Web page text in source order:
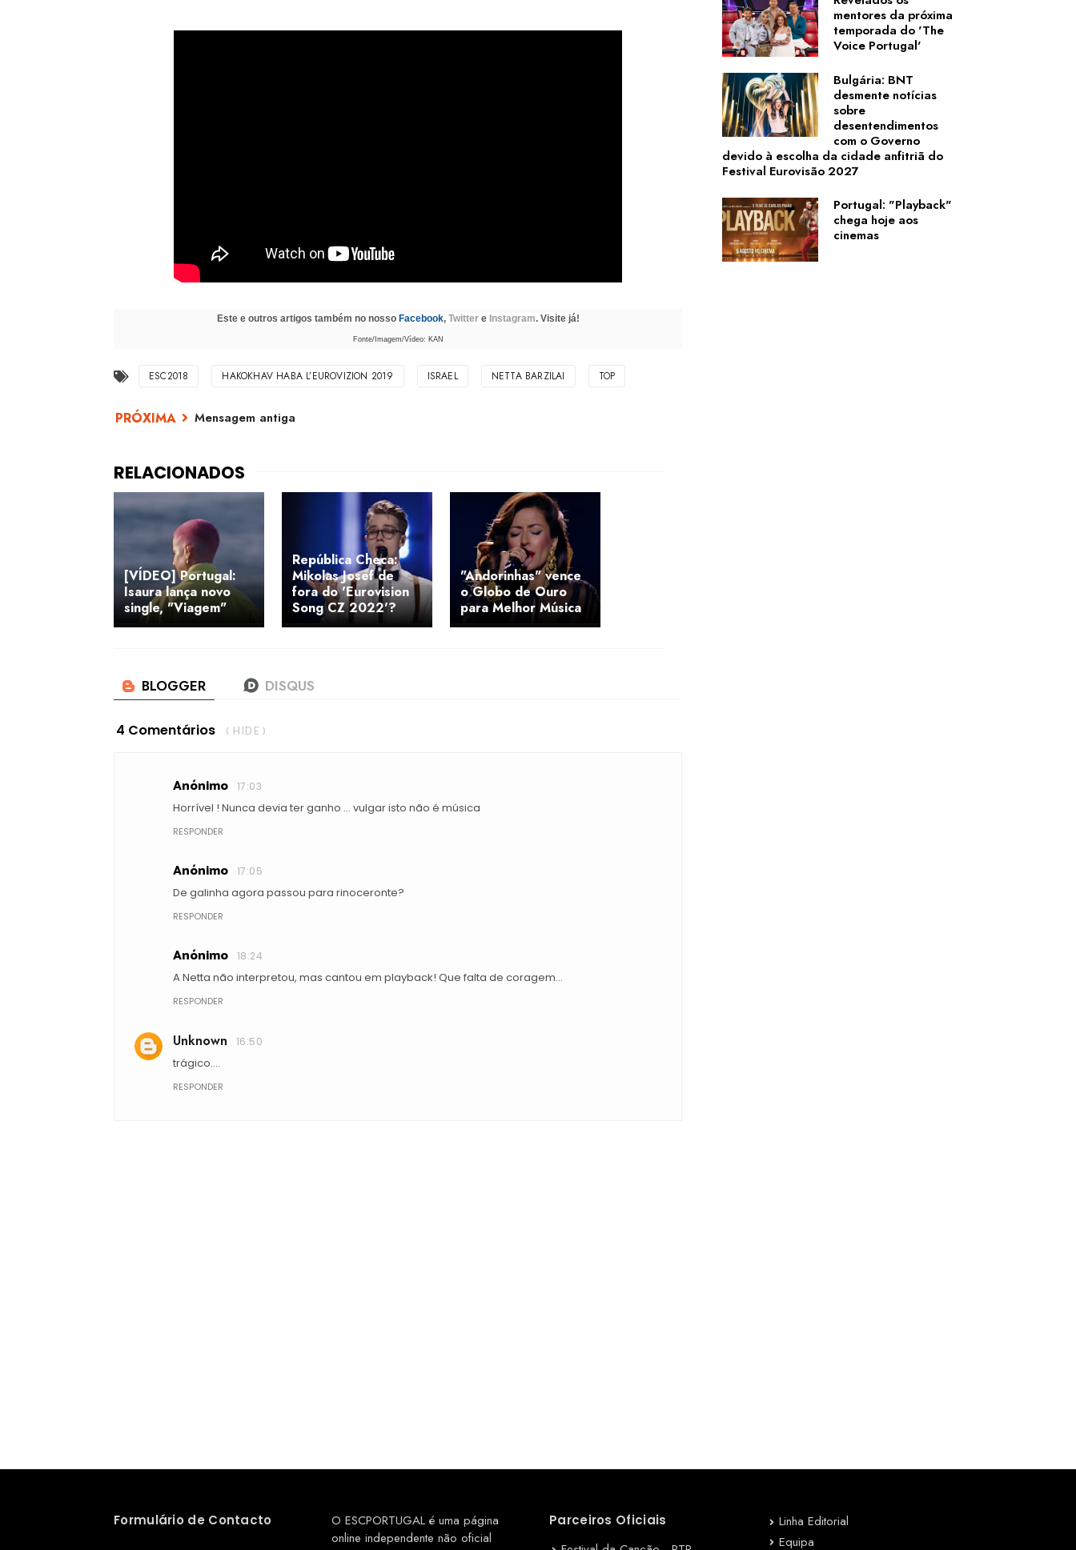
Este e outros artigos também no nosso Facebook, Twittere Instagram. Visite já!
Fonte/Imagem/Vídeo: KAN
ESC2018 HAKOKHAV HABA L’EUROVIZION 2019 ISRAEL NETTA BARZILAI TOP
Mensagem antiga
[VÍDEO] Portugal:
Isaura lança novo
single, "Viagem"
República Checa:
Mikolas Josef de
fora do 'Eurovision
Song CZ 2022'?
"Andorinhas" vence
o Globo de Ouro
para Melhor Música
4 Comentários ( HIDE )
Anónimo 17:03
Horrível ! Nunca devia ter ganho ... vulgar isto não é música
RESPONDER
Anónimo 17:05
De galinha agora passou para rinoceronte?
RESPONDER
Anónimo 18:24
A Netta não interpretou, mas cantou em playback! Que falta de coragem...
RESPONDER
Unknown 16:50
trágico....
RESPONDER
mentores da próxima
temporada do 'The
Voice Portugal'
Bulgária: BNT
desmente notícias
sobre
desentendimentos
com o Governo
devido à escolha da cidade anfitriã do
Festival Eurovisão 2027
Portugal: "Playback"
chega hoje aos
cinemas
Formulário de Contacto
O ESCPORTUGAL é uma página
online independente não oficial
Parceiros Oficiais
Linha Editorial
Equipa